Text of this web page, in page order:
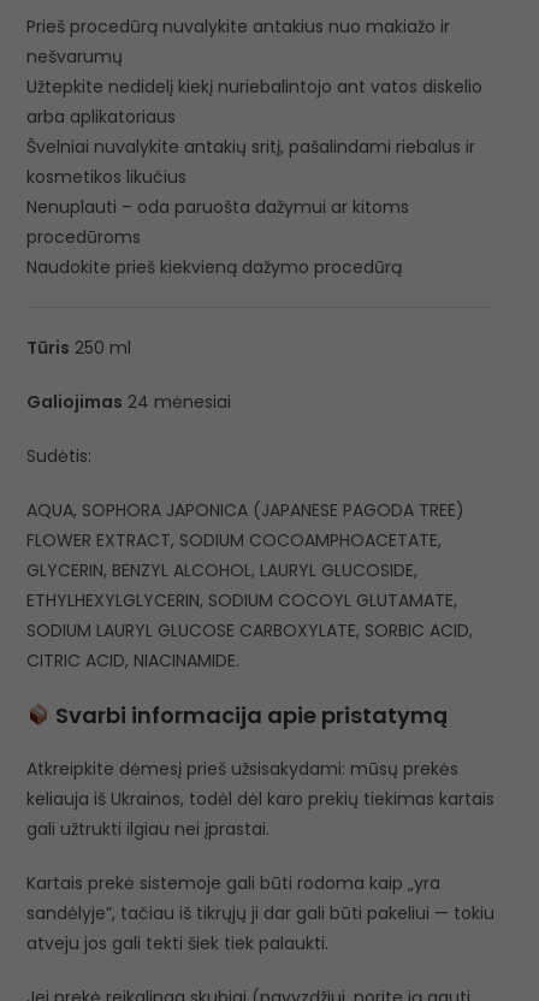
Prieš procedūrą nuvalykite antakius nuo makiažo ir
nešvarumų
Užtepkite nedidelį kiekį nuriebalintojo ant vatos diskelio
arba aplikatoriaus
Švelniai nuvalykite antakių sritį, pašalindami riebalus ir
kosmetikos likučius
Nenuplauti – oda paruošta dažymui ar kitoms
procedūroms
Naudokite prieš kiekvieną dažymo procedūrą
Tūris 250 ml
Galiojimas 24 mėnesiai
Sudėtis:
AQUA, SOPHORA JAPONICA (JAPANESE PAGODA TREE)
FLOWER EXTRACT, SODIUM COCOAMPHOACETATE,
GLYCERIN, BENZYL ALCOHOL, LAURYL GLUCOSIDE,
ETHYLHEXYLGLYCERIN, SODIUM COCOYL GLUTAMATE,
SODIUM LAURYL GLUCOSE CARBOXYLATE, SORBIC ACID,
CITRIC ACID, NIACINAMIDE.
Svarbi informacija apie pristatymą
Atkreipkite dėmesį prieš užsisakydami: mūsų prekės
keliauja iš Ukrainos, todėl dėl karo prekių tiekimas kartais
gali užtrukti ilgiau nei įprastai.
Kartais prekė sistemoje gali būti rodoma kaip „yra
sandėlyje”, tačiau iš tikrųjų ji dar gali būti pakeliui — tokiu
atveju jos gali tekti šiek tiek palaukti.